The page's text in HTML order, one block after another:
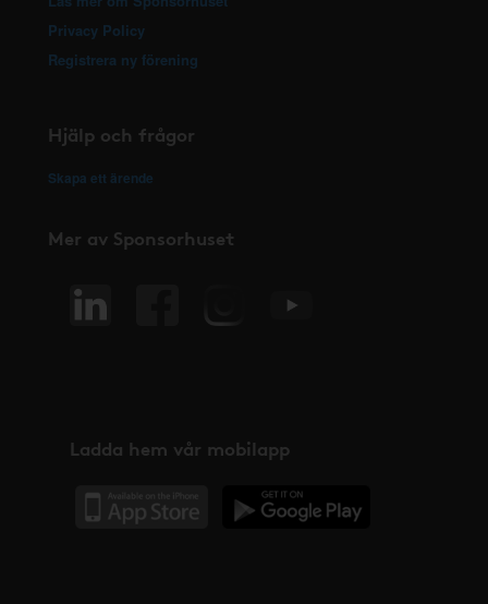
Privacy Policy
Registrera ny förening
Hjälp och frågor
Skapa ett ärende
Mer av Sponsorhuset
Ladda hem vår mobilapp